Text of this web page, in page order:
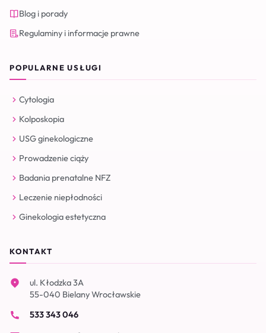
Blog i porady
Regulaminy i informacje prawne
POPULARNE USŁUGI
Cytologia
Kolposkopia
USG ginekologiczne
Prowadzenie ciąży
Badania prenatalne NFZ
Leczenie niepłodności
Ginekologia estetyczna
KONTAKT
ul. Kłodzka 3A
55-040 Bielany Wrocławskie
533 343 046